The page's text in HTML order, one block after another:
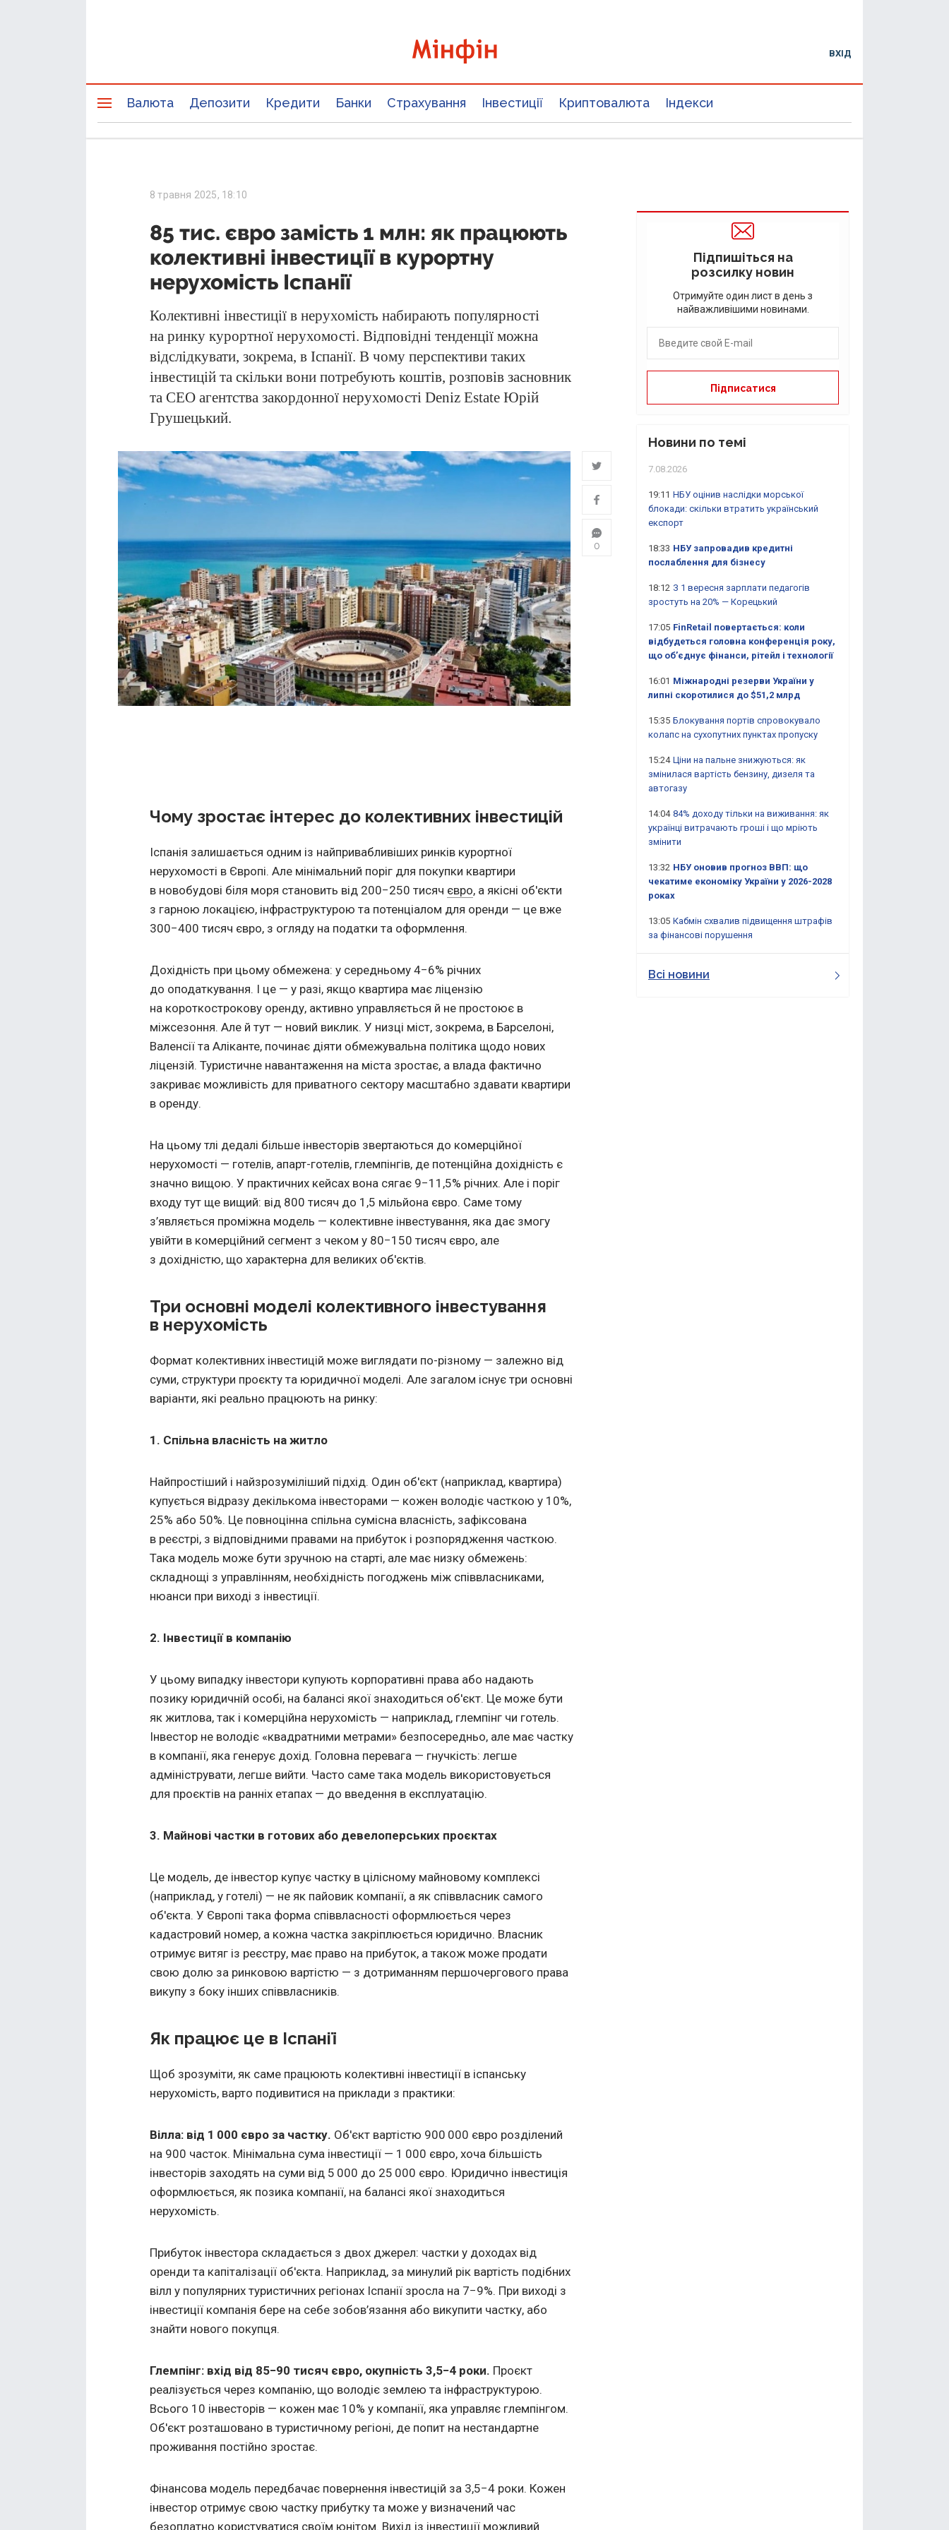
ВХІД
Валюта Депозити Кредити Банки Страхування Інвестиції Криптовалюта Індекси
8 травня 2025, 18:10
85 тис. євро замість 1 млн: як працюють
колективні інвестиції в курортну
нерухомість Іспанії
Колективні інвестиції в нерухомість набирають популярності
на ринку курортної нерухомості. Відповідні тенденції можна
відслідкувати, зокрема, в Іспанії. В чому перспективи таких
інвестицій та скільки вони потребують коштів, розповів засновник
та CEO агентства закордонної нерухомості Deniz Estate Юрій
Грушецький.
0
Чому зростає інтерес до колективних інвестицій
Іспанія залишається одним із найпривабливіших ринків курортної
нерухомості в Європі. Але мінімальний поріг для покупки квартири
в новобудові біля моря становить від 200−250 тисяч євро, а якісні об'єкти
з гарною локацією, інфраструктурою та потенціалом для оренди — це вже
300−400 тисяч євро, з огляду на податки та оформлення.
Дохідність при цьому обмежена: у середньому 4−6% річних
до оподаткування. І це — у разі, якщо квартира має ліцензію
на короткострокову оренду, активно управляється й не простоює в
міжсезоння. Але й тут — новий виклик. У низці міст, зокрема, в Барселоні,
Валенсії та Аліканте, починає діяти обмежувальна політика щодо нових
ліцензій. Туристичне навантаження на міста зростає, а влада фактично
закриває можливість для приватного сектору масштабно здавати квартири
в оренду.
На цьому тлі дедалі більше інвесторів звертаються до комерційної
нерухомості — готелів, апарт-готелів, глемпінгів, де потенційна дохідність є
значно вищою. У практичних кейсах вона сягає 9−11,5% річних. Але і поріг
входу тут ще вищий: від 800 тисяч до 1,5 мільйона євро. Саме тому
з’являється проміжна модель — колективне інвестування, яка дає змогу
увійти в комерційний сегмент з чеком у 80−150 тисяч євро, але
з дохідністю, що характерна для великих об'єктів.
Три основні моделі колективного інвестування
в нерухомість
Формат колективних інвестицій може виглядати по-різному — залежно від
суми, структури проєкту та юридичної моделі. Але загалом існує три основні
варіанти, які реально працюють на ринку:
1. Спільна власність на житло
Найпростіший і найзрозуміліший підхід. Один об'єкт (наприклад, квартира)
купується відразу декількома інвесторами — кожен володіє часткою у 10%,
25% або 50%. Це повноцінна спільна сумісна власність, зафіксована
в реєстрі, з відповідними правами на прибуток і розпорядження часткою.
Така модель може бути зручною на старті, але має низку обмежень:
складнощі з управлінням, необхідність погоджень між співвласниками,
нюанси при виході з інвестиції.
2. Інвестиції в компанію
У цьому випадку інвестори купують корпоративні права або надають
позику юридичній особі, на балансі якої знаходиться об'єкт. Це може бути
як житлова, так і комерційна нерухомість — наприклад, глемпінг чи готель.
Інвестор не володіє «квадратними метрами» безпосередньо, але має частку
в компанії, яка генерує дохід. Головна перевага — гнучкість: легше
адмініструвати, легше вийти. Часто саме така модель використовується
для проєктів на ранніх етапах — до введення в експлуатацію.
3. Майнові частки в готових або девелоперських проєктах
Це модель, де інвестор купує частку в цілісному майновому комплексі
(наприклад, у готелі) — не як пайовик компанії, а як співвласник самого
об'єкта. У Європі така форма співвласності оформлюється через
кадастровий номер, а кожна частка закріплюється юридично. Власник
отримує витяг із реєстру, має право на прибуток, а також може продати
свою долю за ринковою вартістю — з дотриманням першочергового права
викупу з боку інших співвласників.
Як працює це в Іспанії
Щоб зрозуміти, як саме працюють колективні інвестиції в іспанську
нерухомість, варто подивитися на приклади з практики:
Вілла: від 1 000 євро за частку. Об'єкт вартістю 900 000 євро розділений
на 900 часток. Мінімальна сума інвестиції — 1 000 євро, хоча більшість
інвесторів заходять на суми від 5 000 до 25 000 євро. Юридично інвестиція
оформлюється, як позика компанії, на балансі якої знаходиться
нерухомість.
Прибуток інвестора складається з двох джерел: частки у доходах від
оренди та капіталізації об'єкта. Наприклад, за минулий рік вартість подібних
вілл у популярних туристичних регіонах Іспанії зросла на 7−9%. При виході з
інвестиції компанія бере на себе зобов’язання або викупити частку, або
знайти нового покупця.
Глемпінг: вхід від 85−90 тисяч євро, окупність 3,5−4 роки. Проєкт
реалізується через компанію, що володіє землею та інфраструктурою.
Всього 10 інвесторів — кожен має 10% у компанії, яка управляє глемпінгом.
Об'єкт розташовано в туристичному регіоні, де попит на нестандартне
проживання постійно зростає.
Фінансова модель передбачає повернення інвестицій за 3,5−4 роки. Кожен
інвестор отримує свою частку прибутку та може у визначений час
безоплатно користуватися своїм юнітом. Вихід із інвестиції можливий
Підпишіться на
розсилку новин
Отримуйте один лист в день з
найважливішими новинами.
Новини по темі
7.08.2026
19:11 НБУ оцінив наслідки морської
блокади: скільки втратить український
експорт
18:33 НБУ запровадив кредитні
послаблення для бізнесу
18:12 З 1 вересня зарплати педагогів
зростуть на 20% — Корецький
17:05 FinRetail повертається: коли
відбудеться головна конференція року,
що об’єднує фінанси, рітейл і технології
16:01 Міжнародні резерви України у
липні скоротилися до $51,2 млрд
15:35 Блокування портів спровокувало
колапс на сухопутних пунктах пропуску
15:24 Ціни на пальне знижуються: як
змінилася вартість бензину, дизеля та
автогазу
14:04 84% доходу тільки на виживання: як
українці витрачають гроші і що мріють
змінити
13:32 НБУ оновив прогноз ВВП: що
чекатиме економіку України у 2026-2028
роках
13:05 Кабмін схвалив підвищення штрафів
за фінансові порушення
Всі новини